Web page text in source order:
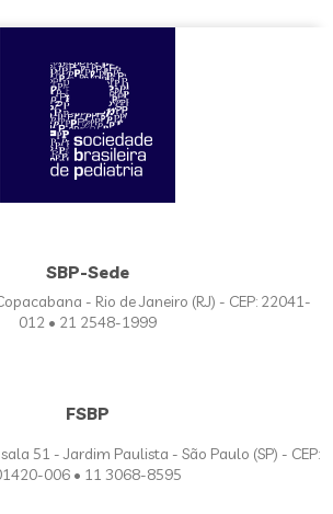
SBP-Sede
- Rio de Janeiro (RJ) - CEP: 22041-
012 • 21 2548-1999
FSBP
51 - Jardim Paulista - São Paulo (SP) - CEP:
006 • 11 3068-8595